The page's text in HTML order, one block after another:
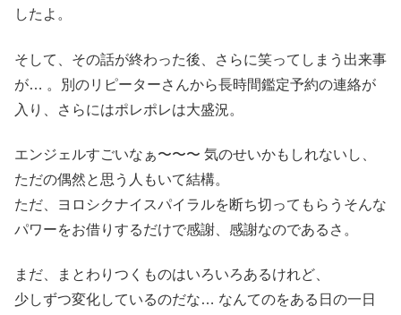
したよ。
そして、その話が終わった後、さらに笑ってしまう出来事
が… 。別のリピーターさんから長時間鑑定予約の連絡が
入り、さらにはポレポレは大盛況。
エンジェルすごいなぁ〜〜〜 気のせいかもしれないし、
ただの偶然と思う人もいて結構。
ただ、ヨロシクナイスパイラルを断ち切ってもらうそんな
パワーをお借りするだけで感謝、感謝なのであるさ。
まだ、まとわりつくものはいろいろあるけれど、
少しずつ変化しているのだな… なんてのをある日の一日